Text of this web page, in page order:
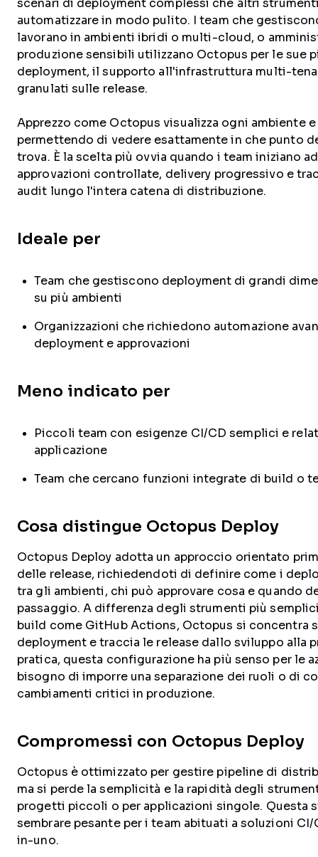
scenari di deployment complessi che altri
automatizzare in modo pulito. I team che
lavorano in ambienti ibridi o multi-cloud, o
produzione sensibili utilizzano Octopus per le sue
deployment, il supporto all'infrastruttura multi-
granulati sulle release.
Apprezzo come Octopus visualizza ogni ambiente e
permettendo di vedere esattamente in che punto
trova. È la scelta più ovvia quando i team iniziano
approvazioni controllate, delivery progressivo e
audit lungo l'intera catena di distribuzione.
Ideale per
Team che gestiscono deployment di grandi
su più ambienti
Organizzazioni che richiedono automazione
deployment e approvazioni
Meno indicato per
Piccoli team con esigenze CI/CD semplici e
applicazione
Team che cercano funzioni integrate di build o
Cosa distingue Octopus Deploy
Octopus Deploy adotta un approccio orientato
delle release, richiedendoti di definire come i
tra gli ambienti, chi può approvare cosa e quando
passaggio. A differenza degli strumenti più
build come GitHub Actions, Octopus si concentra
deployment e traccia le release dallo sviluppo alla
pratica, questa configurazione ha più senso per le
bisogno di imporre una separazione dei ruoli o di
cambiamenti critici in produzione.
Compromessi con Octopus Deploy
Octopus è ottimizzato per gestire pipeline di
ma si perde la semplicità e la rapidità degli
progetti piccoli o per applicazioni singole. Questa
sembrare pesante per i team abituati a soluzioni
in-uno.